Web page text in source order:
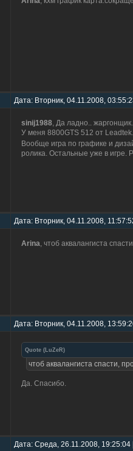
Дата: Вторник, 04.11.2008,
sinij1988, Да ладно..
У меня 8800GTS 512 от
Вообще игра по графике и
ролика. Остальные уже в игре.
Дата: Вторник, 04.11.2008,
Arina, чтоб аквалангиста
Дата: Вторник, 04.11.2008,
Quote ( LuZeR)
чтоб аквалангиста спасти,
Да. Спасибо.
Дата: Среда, 26.11.2008,